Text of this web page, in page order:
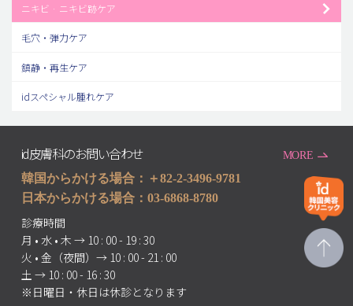
ニキビ · ニキビ跡ケア
毛穴・弾力ケア
鎮静・再生ケア
idスペシャル腫れケア
id皮膚科のお問い合わせ
韓国からかける場合：＋82-2-3496-9781
日本からかける場合：03-6868-8780
診療時間
月 • 水 • 木 → 10 : 00 - 19 : 30
火 • 金（夜間）→ 10 : 00 - 21 : 00
土 → 10 : 00 - 16 : 30
※日曜日・休日は休診となります
MORE